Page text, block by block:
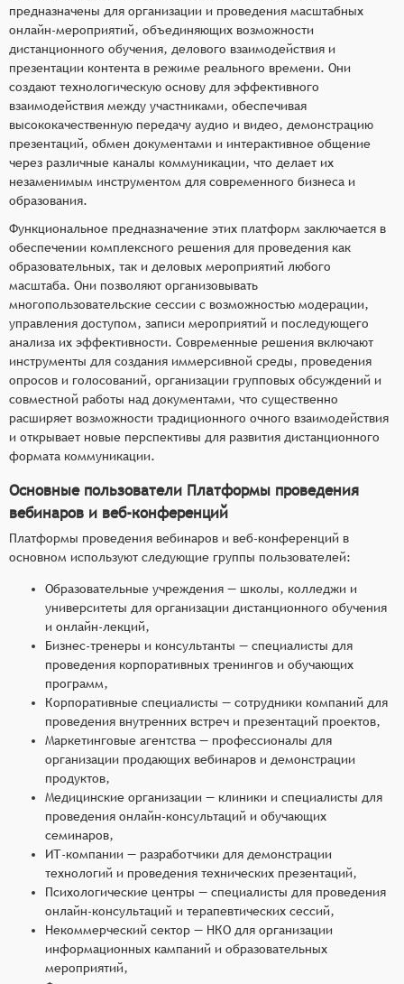
предназначены для организации и проведения масштабных
онлайн-мероприятий, объединяющих возможности
дистанционного обучения, делового взаимодействия и
презентации контента в режиме реального времени. Они
создают технологическую основу для эффективного
взаимодействия между участниками, обеспечивая
высококачественную передачу аудио и видео, демонстрацию
презентаций, обмен документами и интерактивное общение
через различные каналы коммуникации, что делает их
незаменимым инструментом для современного бизнеса и
образования.
Функциональное предназначение этих платформ заключается в
обеспечении комплексного решения для проведения как
образовательных, так и деловых мероприятий любого
масштаба. Они позволяют организовывать
многопользовательские сессии с возможностью модерации,
управления доступом, записи мероприятий и последующего
анализа их эффективности. Современные решения включают
инструменты для создания иммерсивной среды, проведения
опросов и голосований, организации групповых обсуждений и
совместной работы над документами, что существенно
расширяет возможности традиционного очного взаимодействия
и открывает новые перспективы для развития дистанционного
формата коммуникации.
Основные пользователи Платформы проведения
вебинаров и веб-конференций
Платформы проведения вебинаров и веб-конференций в
основном используют следующие группы пользователей:
Образовательные учреждения — школы, колледжи и
университеты для организации дистанционного обучения
и онлайн-лекций,
Бизнес-тренеры и консультанты — специалисты для
проведения корпоративных тренингов и обучающих
программ,
Корпоративные специалисты — сотрудники компаний для
проведения внутренних встреч и презентаций проектов,
Маркетинговые агентства — профессионалы для
организации продающих вебинаров и демонстрации
продуктов,
Медицинские организации — клиники и специалисты для
проведения онлайн-консультаций и обучающих
семинаров,
ИТ-компании — разработчики для демонстрации
технологий и проведения технических презентаций,
Психологические центры — специалисты для проведения
онлайн-консультаций и терапевтических сессий,
Некоммерческий сектор — НКО для организации
информационных кампаний и образовательных
мероприятий,